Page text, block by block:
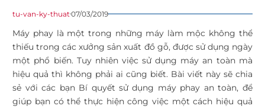
tu-van-ky-thuat07/03/2019
Máy phay là một trong những máy làm mộc không thể
thiếu trong các xưởng sản xuất đồ gỗ, được sử dụng ngày
một phổ biến. Tuy nhiên việc sử dụng máy an toàn mà
hiệu quả thì không phải ai cũng biết. Bài viết này sẽ chia
sẻ với các bạn Bí quyết sử dụng máy phay an toàn, để
giúp bạn có thể thực hiện công việc một cách hiệu quả